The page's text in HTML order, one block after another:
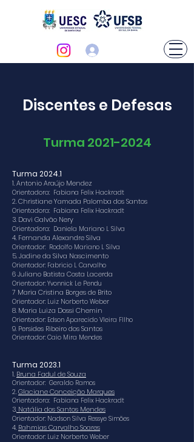
Turma 2021-2024
Turma 2024.1
1. Antonio Araújo Mendez
Orientadora: Fabiana Felix Hackradt
2. Christiane Yamada Palomba dos Santos
Orientadora: Fabiana Felix Hackradt
3. Davi Galvão Nery
Orientadora: Daniela Mariano L Silva
4. Fernanda Alexandre Silva
Orientador: Rodolfo Mariano L Silva
5. Jadine da Silva Nascimento
Orientador: Fabricio L Carvalho
6 Juliano Batista Costa Lacerda
Orientador: Yvonnick Le Pendu
7 Maria Cristina Borges de Brito
Orientador: Luiz Norberto Weber
8. Maria Luiza Dossi Chemin
Orientador: Edson Aparecido VIeira FIlho
9. Persides Ribeiro dos Santos
Orientador: Caio Mira Mendes
Turma 2023.1
1. Bruna Fadul de Souza
Orientador: Geraldo Ramos
2.Glaciane Conceição Marques
Orientadora: Fabiana Felix Hackradt
3. Natália dos Santos Mendes
Orientador: Nadson Silva Ressye Simões
4. Rahmias Carvalho Soares
Orientador: Luiz Norberto Weber
Discentes e Defesas